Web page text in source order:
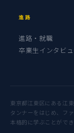
進路
進路・就職
卒業生インタビュ
東京都江東区にある江
タンナーをはじめ、フ
本格的に学ぶことができ